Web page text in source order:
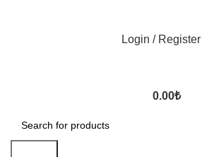
Login / Register
0.00₺